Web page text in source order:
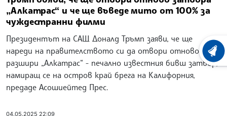
„Алкатрас“ и че ще въведе мито от 100% за
чуждестранни филми
Президентът на САЩ Доналд Тръмп заяви, че ще
нареди на правителството си да отвори отново и да
разшири „Алкатрас“ - печално известния бивш затвор,
намиращ се на остров край брега на Калифорния,
предаде Асошиейтед Прес.
04.05.2025 22:09